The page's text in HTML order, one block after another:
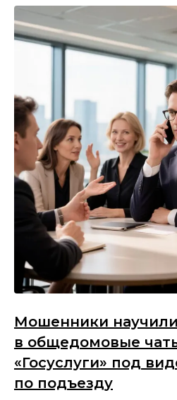
Мошенники
в общедомовые
«Госуслуги» под
по подъезду